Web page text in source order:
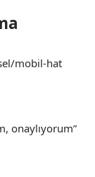
mobil-hat
onaylıyorum”